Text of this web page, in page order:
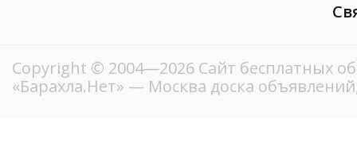
Copyright © 2004—2026 Сайт бесплатных
«Барахла.Нет» — Москва доска